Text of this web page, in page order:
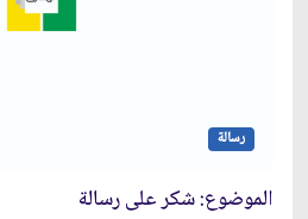
رسالة
الموضوع: شكر على رسالة